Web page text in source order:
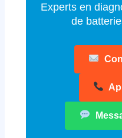
Experts en
de